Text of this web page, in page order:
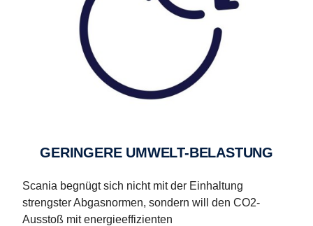
GERINGERE UMWELT-BELASTUNG
Scania begnügt sich nicht mit der Einhaltung
strengster Abgasnormen, sondern will den CO2-
Ausstoß mit energieeffizienten